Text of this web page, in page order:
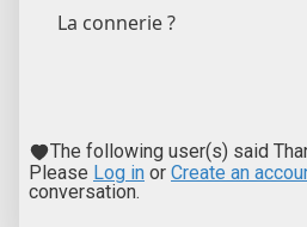
La connerie ?
The following user(s) said
Please Log in or Create an
conversation.